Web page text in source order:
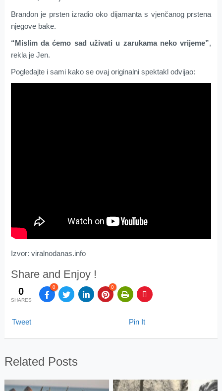
Brandon je prsten izradio oko dijamanta s vjenčanog prstena
njegove bake.
“Mislim da ćemo sad uživati u zarukama neko vrijeme”,
rekla je Jen.
Pogledajte i sami kako se ovaj originalni spektakl odvijao:
Izvor: viralnodanas.info
Share and Enjoy !
0
SHARES
0 0
Tweet Pin It
Related Posts